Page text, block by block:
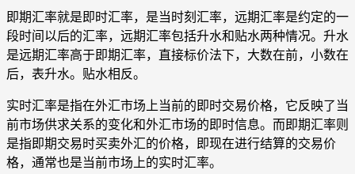
即期汇率就是即时汇率，是当时刻汇率，远期汇率是约定的一
段时间以后的汇率，远期汇率包括升水和贴水两种情况。升水
是远期汇率高于即期汇率，直接标价法下，大数在前，小数在
后，表升水。贴水相反。
实时汇率是指在外汇市场上当前的即时交易价格，它反映了当
前市场供求关系的变化和外汇市场的即时信息。而即期汇率则
是指即期交易时买卖外汇的价格，即现在进行结算的交易价
格，通常也是当前市场上的实时汇率。